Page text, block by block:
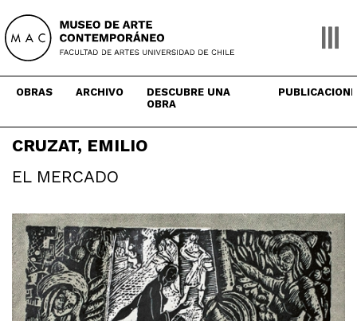
content
OBRAS ARCHIVO
DESCUBRE UNA
OBRA
CRUZAT, EMILIO
EL MERCADO